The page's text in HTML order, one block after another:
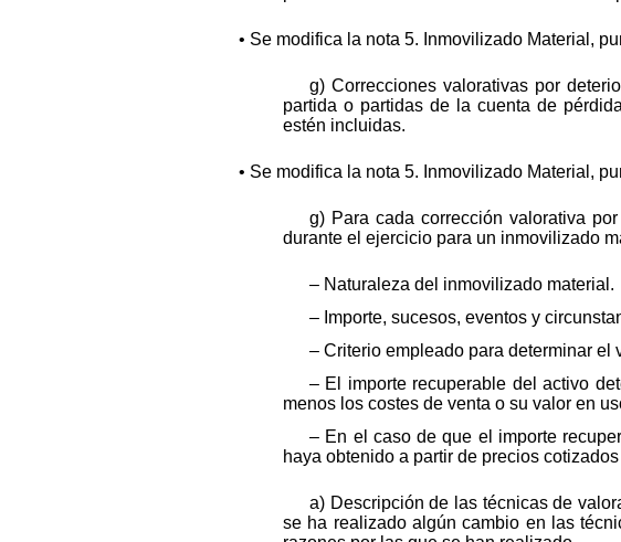
• Se modifica la nota 5. Inmovilizado Material,
g) Correcciones valorativas por
partida o partidas de la cuenta de
estén incluidas.
• Se modifica la nota 5. Inmovilizado Material,
g) Para cada corrección valorativa
durante el ejercicio para un inmovilizado
– Naturaleza del inmovilizado material.
– Importe, sucesos, eventos y
– Criterio empleado para determinar el
– El importe recuperable del activo
menos los costes de venta o su valor en
– En el caso de que el importe
haya obtenido a partir de precios
a) Descripción de las técnicas de
se ha realizado algún cambio en las